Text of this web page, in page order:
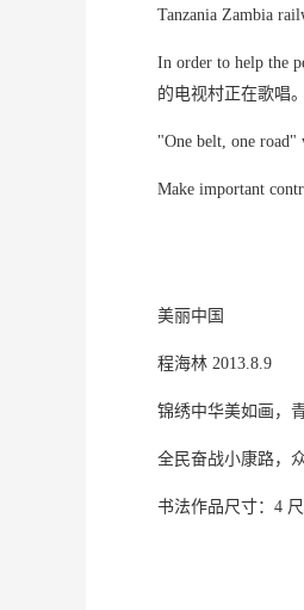
Tanzania Zambia
In order to help the
的电视村正在歌唱。
"One belt, one
Make important
美丽中国
程海林 2013.8.9
锦绣中华美如画，
全民奋战小康路，
书法作品尺寸：4